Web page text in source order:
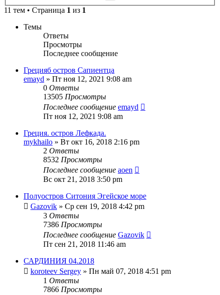
11 тем • Страница 1 из 1
Темы
Ответы
Просмотры
Последнее сообщение
Грецияб остров Сапиентца
emayd » Пт ноя 12, 2021 9:08 am
0 Ответы
13505 Просмотры
Последнее сообщение emayd
Пт ноя 12, 2021 9:08 am
Греция. остров Лефкада.
mykhailo » Вт окт 16, 2018 2:16 pm
2 Ответы
8532 Просмотры
Последнее сообщение aoen
Вс окт 21, 2018 3:50 pm
Полуостров Ситония Эгейское море
Gazovik » Ср сен 19, 2018 4:42 pm
3 Ответы
7386 Просмотры
Последнее сообщение Gazovik
Пт сен 21, 2018 11:46 am
САРДИНИЯ 04.2018
koroteev Sergey » Пн май 07, 2018 4:51 pm
1 Ответы
7866 Просмотры